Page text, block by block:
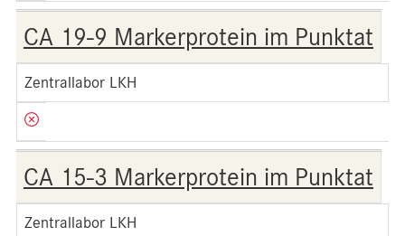
CA 19-9 Markerprotein im Punktat
Zentrallabor LKH
CA 15-3 Markerprotein im Punktat
Zentrallabor LKH